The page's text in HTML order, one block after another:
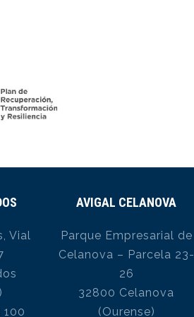
Vial
100
AVIGAL CELANOVA
Parque Empresarial de
Celanova – Parcela 23-
26
32800 Celanova
(Ourense)